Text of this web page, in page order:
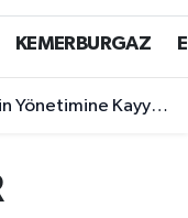
KEMERBURGAZ
Kayyum Atandı